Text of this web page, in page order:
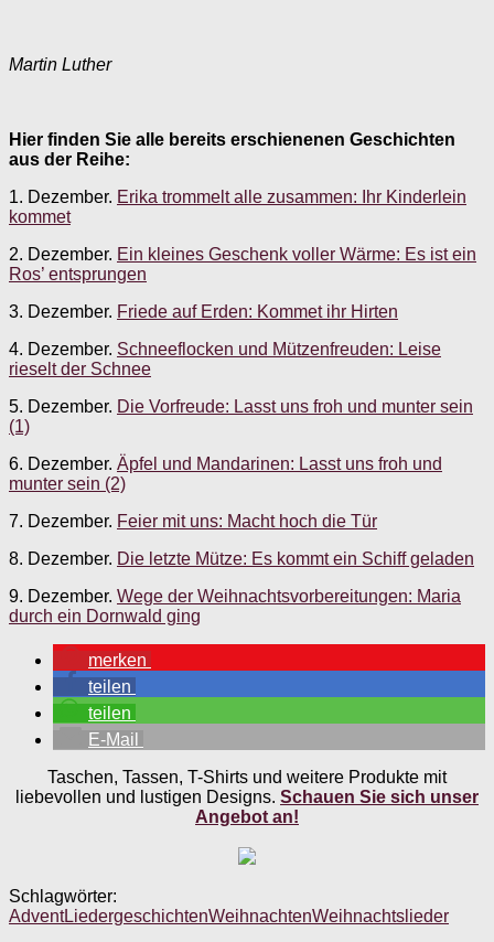
Martin Luther
Hier finden Sie alle bereits erschienenen Geschichten
aus der Reihe:
1. Dezember. Erika trommelt alle zusammen: Ihr Kinderlein
kommet
2. Dezember. Ein kleines Geschenk voller Wärme: Es ist ein
Ros’ entsprungen
3. Dezember. Friede auf Erden: Kommet ihr Hirten
4. Dezember. Schneeflocken und Mützenfreuden: Leise
rieselt der Schnee
5. Dezember. Die Vorfreude: Lasst uns froh und munter sein
(1)
6. Dezember. Äpfel und Mandarinen: Lasst uns froh und
munter sein (2)
7. Dezember. Feier mit uns: Macht hoch die Tür
8. Dezember. Die letzte Mütze: Es kommt ein Schiff geladen
9. Dezember. Wege der Weihnachtsvorbereitungen: Maria
durch ein Dornwald ging
merken
teilen
teilen
E-Mail
Taschen, Tassen, T-Shirts und weitere Produkte mit
liebevollen und lustigen Designs. Schauen Sie sich unser
Angebot an!
Schlagwörter:
AdventLiedergeschichtenWeihnachtenWeihnachtslieder